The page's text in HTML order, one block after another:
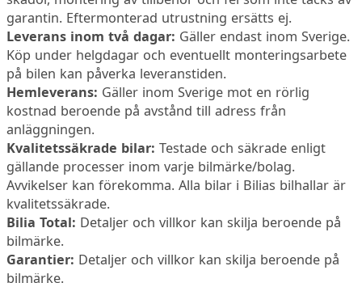
garantin. Eftermonterad utrustning ersätts ej.
Leverans inom två dagar: Gäller endast inom Sverige.
Köp under helgdagar och eventuellt monteringsarbete
på bilen kan påverka leveranstiden.
Hemleverans: Gäller inom Sverige mot en rörlig
kostnad beroende på avstånd till adress från
anläggningen.
Kvalitetssäkrade bilar: Testade och säkrade enligt
gällande processer inom varje bilmärke/bolag.
Avvikelser kan förekomma. Alla bilar i Bilias bilhallar är
kvalitetssäkrade.
Bilia Total: Detaljer och villkor kan skilja beroende på
bilmärke.
Garantier: Detaljer och villkor kan skilja beroende på
bilmärke.